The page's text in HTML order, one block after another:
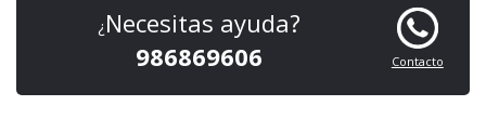
Contacto
¿ Necesitas ayuda?
986869606